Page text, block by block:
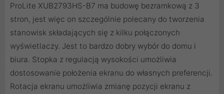
ProLite XUB2793HS-B7 ma budowę bezramkową z 3
stron, jest więc on szczególnie polecany do tworzenia
stanowisk składających się z kilku połączonych
wyświetlaczy. Jest to bardzo dobry wybór do domu i
biura. Stopka z regulacją wysokości umożliwia
dostosowanie położenia ekranu do własnych preferencji.
Rotacja ekranu umożliwia zmianę pozycji ekranu z